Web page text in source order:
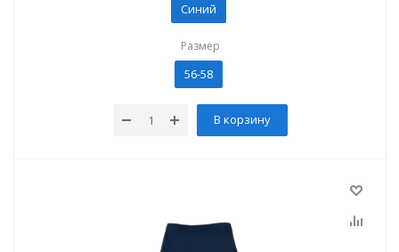
Синий
Размер
56-58
В корзину